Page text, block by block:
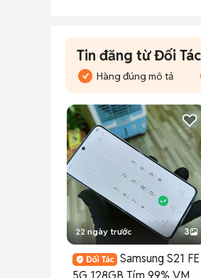
Tin đăng từ Đối
Hàng đúng mô tả
22 ngày trước 3
Samsung S21 FE